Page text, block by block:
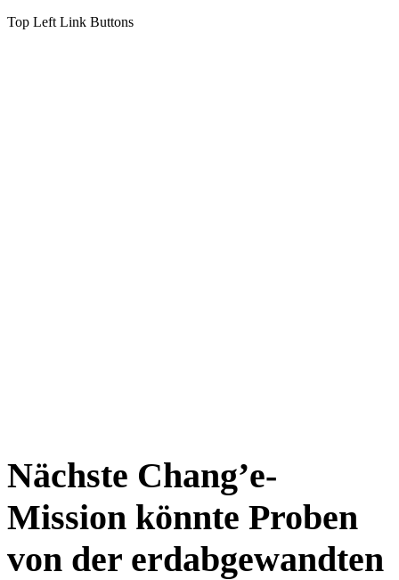
Top Left Link Buttons
Nächste Chang’e-
Mission könnte Proben
von der erdabgewandten